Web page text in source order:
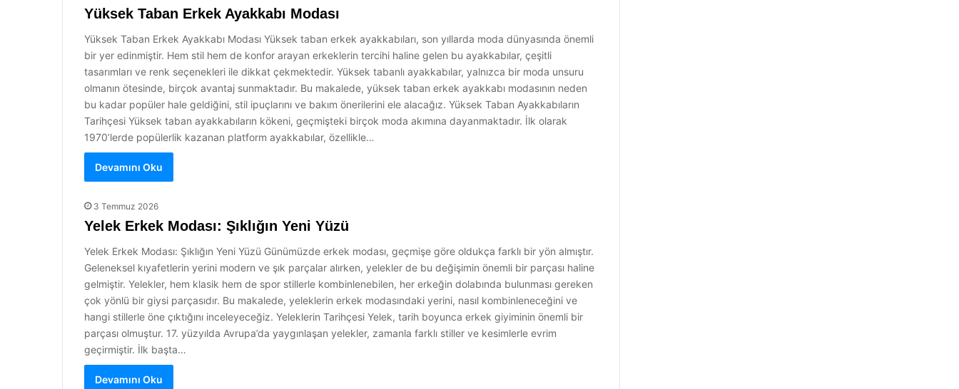
Yüksek Taban Erkek Ayakkabı Modası
Yüksek Taban Erkek Ayakkabı Modası Yüksek taban erkek ayakkabıları, son yıllarda moda dünyasında önemli
bir yer edinmiştir. Hem stil hem de konfor arayan erkeklerin tercihi haline gelen bu ayakkabılar, çeşitli
tasarımları ve renk seçenekleri ile dikkat çekmektedir. Yüksek tabanlı ayakkabılar, yalnızca bir moda unsuru
olmanın ötesinde, birçok avantaj sunmaktadır. Bu makalede, yüksek taban erkek ayakkabı modasının neden
bu kadar popüler hale geldiğini, stil ipuçlarını ve bakım önerilerini ele alacağız. Yüksek Taban Ayakkabıların
Tarihçesi Yüksek taban ayakkabıların kökeni, geçmişteki birçok moda akımına dayanmaktadır. İlk olarak
1970’lerde popülerlik kazanan platform ayakkabılar, özellikle…
Devamını Oku
3 Temmuz 2026
Yelek Erkek Modası: Şıklığın Yeni Yüzü
Yelek Erkek Modası: Şıklığın Yeni Yüzü Günümüzde erkek modası, geçmişe göre oldukça farklı bir yön almıştır.
Geleneksel kıyafetlerin yerini modern ve şık parçalar alırken, yelekler de bu değişimin önemli bir parçası haline
gelmiştir. Yelekler, hem klasik hem de spor stillerle kombinlenebilen, her erkeğin dolabında bulunması gereken
çok yönlü bir giysi parçasıdır. Bu makalede, yeleklerin erkek modasındaki yerini, nasıl kombinleneceğini ve
hangi stillerle öne çıktığını inceleyeceğiz. Yeleklerin Tarihçesi Yelek, tarih boyunca erkek giyiminin önemli bir
parçası olmuştur. 17. yüzyılda Avrupa’da yaygınlaşan yelekler, zamanla farklı stiller ve kesimlerle evrim
geçirmiştir. İlk başta…
Devamını Oku